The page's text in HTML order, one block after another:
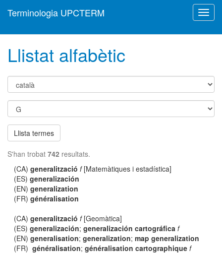
Terminologia UPCTERM
Llistat alfabètic
Llista termes
S'han trobat 742 resultats.
(CA)generalització f[Matemàtiques i estadística]
(ES)generalización
(EN)generalization
(FR)généralisation
(CA)generalització f[Geomàtica]
(ES)generalización;generalización cartográfica f
(EN)generalisation;generalization;map generalization
(FR) généralisation;généralisation cartographique f